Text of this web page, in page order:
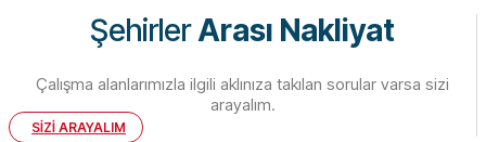
ŞehirlerArası Nakliyat
Çalışma alanlarımızla ilgili aklınıza takılan sorular varsa sizi
arayalım.
SİZİ ARAYALIM